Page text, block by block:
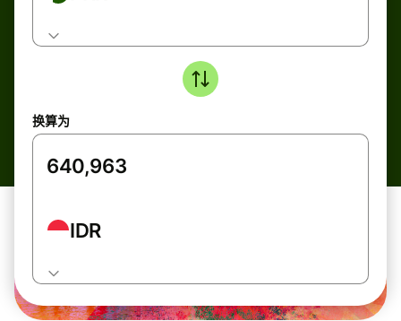
换算为
IDR